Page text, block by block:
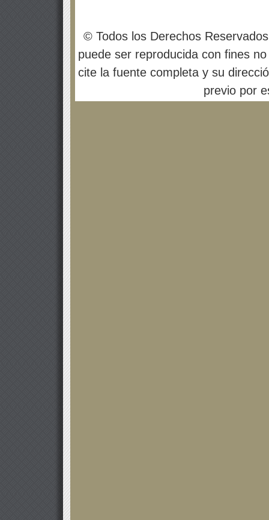
© Todos los Derechos
puede ser reproducida con fines
cite la fuente completa y su
previo por